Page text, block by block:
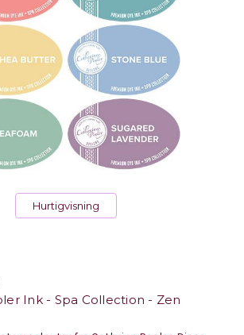
Hurtigvisning
Ink - Spa Collection - Zen